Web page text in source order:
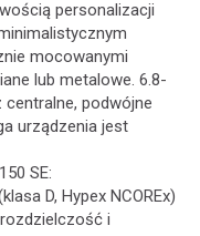
personalizacji
mocowanymi
lub metalowe. 6.8-
podwójne
urządzenia jest
SE:
D, Hypex NCOREx)
rozdzielczość i